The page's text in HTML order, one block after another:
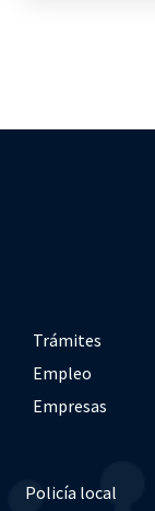
Trámites
Empleo
Empresas
Policía local